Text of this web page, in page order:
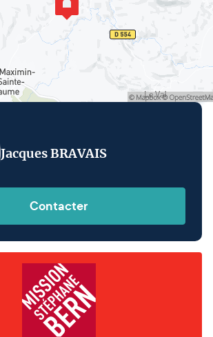
Jacques BRAVAIS
Contacter